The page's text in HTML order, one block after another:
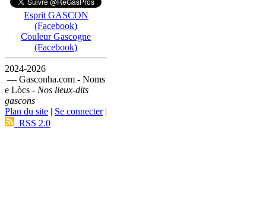
Esprit GASCON
(Facebook)
Couleur Gascogne
(Facebook)
2024-2026
— Gasconha.com - Noms
e Lòcs - Nos lieux-dits
gascons
Plan du site | Se connecter|
RSS 2.0